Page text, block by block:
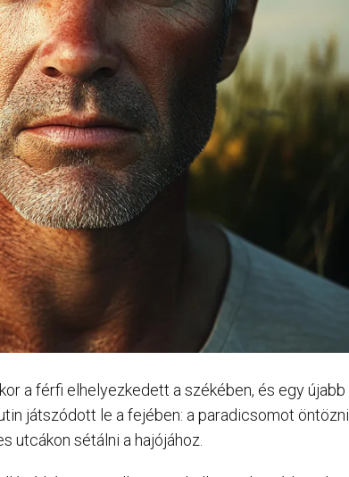
a férfi elhelyezkedett a székében, és egy újabb
játszódott le a fejében: a paradicsomot öntözni
utcákon sétálni a hajójához.